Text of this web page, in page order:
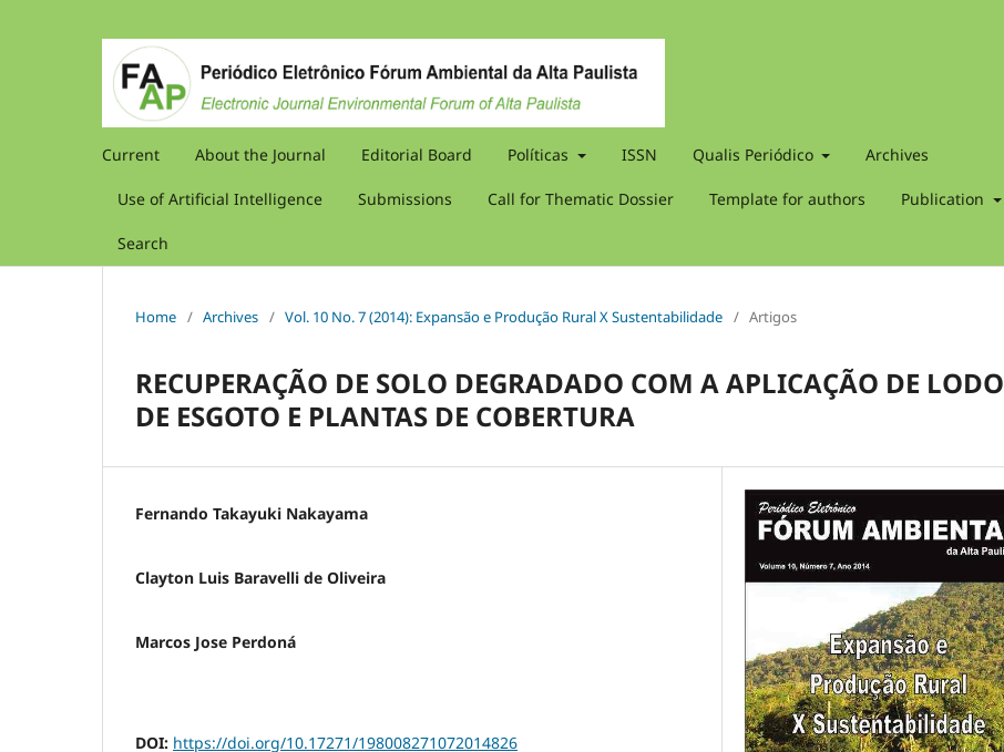
Current About the Journal Editorial Board Políticas ISSN Qualis Periódico Archives
Use of Artificial Intelligence Submissions Call for Thematic Dossier Template for authors Publication
Search
Home / Archives / Vol. 10 No. 7 (2014): Expansão e Produção Rural X Sustentabilidade / Artigos
RECUPERAÇÃO DE SOLO DEGRADADO COM A APLICAÇÃO DE LODO
DE ESGOTO E PLANTAS DE COBERTURA
Fernando Takayuki Nakayama
Clayton Luis Baravelli de Oliveira
Marcos Jose Perdoná
DOI: https://doi.org/10.17271/198008271072014826